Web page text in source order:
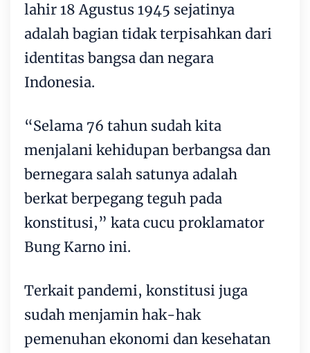
lahir 18 Agustus 1945 sejatinya
adalah bagian tidak terpisahkan dari
identitas bangsa dan negara
Indonesia.
“Selama 76 tahun sudah kita
menjalani kehidupan berbangsa dan
bernegara salah satunya adalah
berkat berpegang teguh pada
konstitusi,” kata cucu proklamator
Bung Karno ini.
Terkait pandemi, konstitusi juga
sudah menjamin hak-hak
pemenuhan ekonomi dan kesehatan